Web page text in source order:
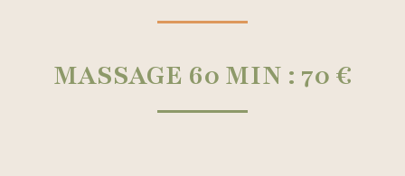
MASSAGE 60 MIN : 70 €